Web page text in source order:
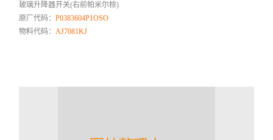
玻璃升降器开关(右前帕米尔棕)
原厂代码：P0383604P1OSO
物料代码：AJ7081KJ